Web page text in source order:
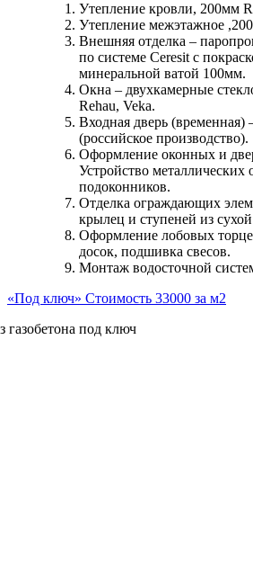
Утепление кровли, 200мм
Утепление межэтажное
Внешняя отделка –
по системе Ceresit с
минеральной ватой 100мм.
Окна – двухкамерные
Rehau, Veka.
Входная дверь (временная)
(российское производство).
Оформление оконных и
Устройство металлических
подоконников.
Отделка ограждающих
крылец и ступеней из
Оформление лобовых
досок, подшивка свесов.
Монтаж водосточной
«Под ключ» Стоимость 33000 за м2